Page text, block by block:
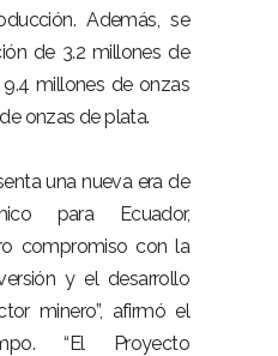
Además, se
de 3.2 millones de
millones de onzas
onzas de plata.
una nueva era de
para Ecuador,
compromiso con la
y el desarrollo
minero”, afirmó el
“El Proyecto